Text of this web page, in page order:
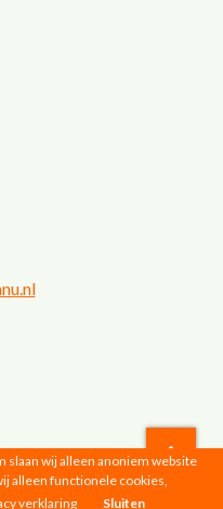
|Privacyverklaring
slaan wij alleen anoniem website
alleen functionele cookies,
verklaring Sluiten